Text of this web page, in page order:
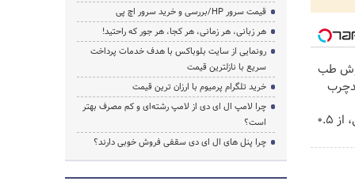
طب
خرید شمش پلمپ طلاسی، از ۰.۵
قیمت سرور HP/بررسی و خرید سرور اچ پی
هر زبانی، هر زمانی، هر کجا، هر جور که راحتید!
رونمایی از سایت بلوباکس با هدف خدمات پرداخت
سریع با نازلترین قیمت
خرید تلگرام پرمیوم با ارزان ترین قیمت
چرا لامپ ال ای دی از لامپ رشته‌ای و کم مصرف بهتر
است؟
چرا پنل های ال ای دی سقفی فروش خوبی دارند؟